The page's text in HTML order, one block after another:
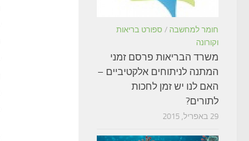
חומר למחשבה / ספורט בריאות
וקורונה
משרד הבריאות פרסם זמני
המתנה לניתוחים אלקטיביים –
האם לנו יש זמן לחכות
לתורים?
29 באפריל, 2015